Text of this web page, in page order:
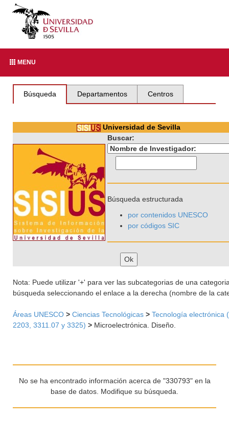
MENU
Búsqueda Departamentos Centros
Universidad de Sevilla
Buscar:
Búsqueda estructurada
por contenidos UNESCO
por códigos SIC
Nota: Puede utilizar '+' para ver las subcategorias de una
búsqueda seleccionando el enlace a la derecha (nombre de la
Áreas UNESCO > Ciencias Tecnológicas > Tecnología electrónica
2203, 3311.07 y 3325) > Microelectrónica. Diseño.
No se ha encontrado información acerca de "330793" en la
base de datos. Modifique su búsqueda.